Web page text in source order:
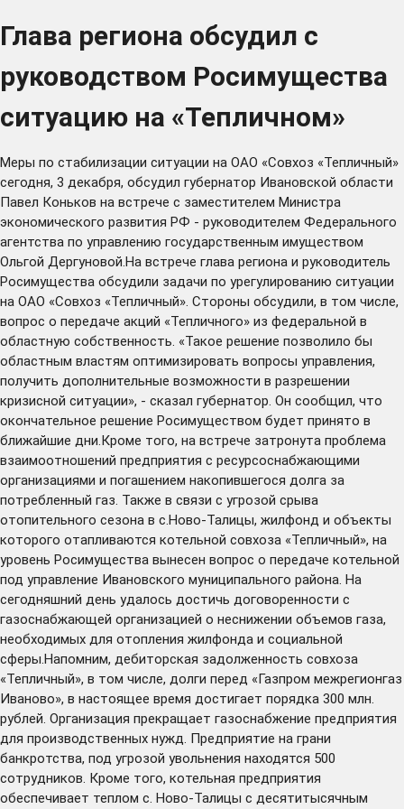
Глава региона обсудил с
руководством Росимущества
ситуацию на «Тепличном»
Меры по стабилизации ситуации на ОАО «Совхоз «Тепличный»
сегодня, 3 декабря, обсудил губернатор Ивановской области
Павел Коньков на встрече с заместителем Министра
экономического развития РФ - руководителем Федерального
агентства по управлению государственным имуществом
Ольгой Дергуновой.На встрече глава региона и руководитель
Росимущества обсудили задачи по урегулированию ситуации
на ОАО «Совхоз «Тепличный». Стороны обсудили, в том числе,
вопрос о передаче акций «Тепличного» из федеральной в
областную собственность. «Такое решение позволило бы
областным властям оптимизировать вопросы управления,
получить дополнительные возможности в разрешении
кризисной ситуации», - сказал губернатор. Он сообщил, что
окончательное решение Росимуществом будет принято в
ближайшие дни.Кроме того, на встрече затронута проблема
взаимоотношений предприятия с ресурсоснабжающими
организациями и погашением накопившегося долга за
потребленный газ. Также в связи с угрозой срыва
отопительного сезона в с.Ново-Талицы, жилфонд и объекты
которого отапливаются котельной совхоза «Тепличный», на
уровень Росимущества вынесен вопрос о передаче котельной
под управление Ивановского муниципального района. На
сегодняшний день удалось достичь договоренности с
газоснабжающей организацией о неснижении объемов газа,
необходимых для отопления жилфонда и социальной
сферы.Напомним, дебиторская задолженность совхоза
«Тепличный», в том числе, долги перед «Газпром межрегионгаз
Иваново», в настоящее время достигает порядка 300 млн.
рублей. Организация прекращает газоснабжение предприятия
для производственных нужд. Предприятие на грани
банкротства, под угрозой увольнения находятся 500
сотрудников. Кроме того, котельная предприятия
обеспечивает теплом с. Ново-Талицы с десятитысячным